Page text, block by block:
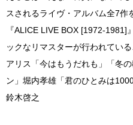
スされるライヴ・アルバム全7作
『ALICE LIVE BOX [1972-1981]
ックなリマスターが行われている
アリス「今はもうだれも」「冬
ン」堀内孝雄「君のひとみは
鈴木啓之